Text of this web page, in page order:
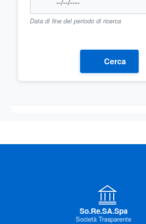
Data di fine del periodo di ricerca
Cerca
So.Re.SA.Spa
Società Trasparente